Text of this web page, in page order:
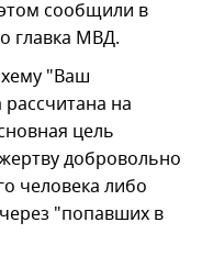
сообщили в
главка МВД.
"Ваш
на
цель
добровольно
человека либо
"попавших в